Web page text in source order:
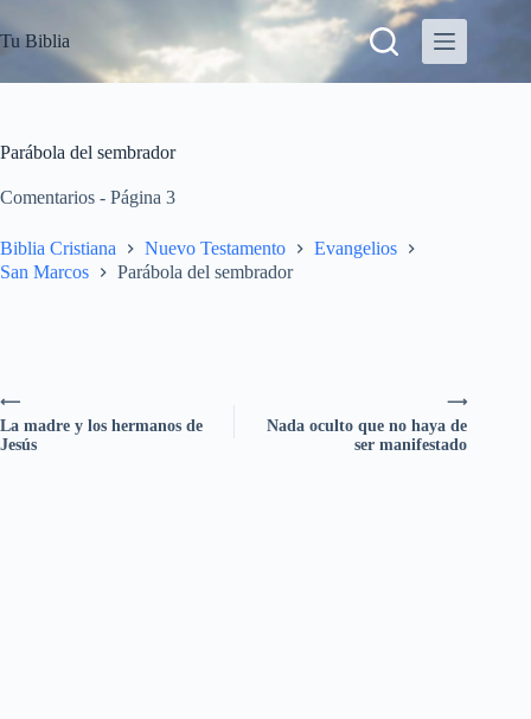
a
t
a
c
t
e
Tu Biblia
Parábola del sembrador
Comentarios - Página 3
Biblia Cristiana Nuevo Testamento
Evangelios
San Marcos
Parábola del sembrador
⟶
Nada oculto que no haya de
ser manifestado
⟵
La madre y los hermanos de
Jesús